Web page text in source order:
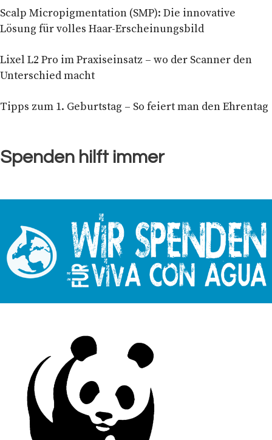
Scalp Micropigmentation (SMP): Die innovative
Lösung für volles Haar-Erscheinungsbild
Lixel L2 Pro im Praxiseinsatz – wo der Scanner den
Unterschied macht
Tipps zum 1. Geburtstag – So feiert man den Ehrentag
Spenden hilft immer